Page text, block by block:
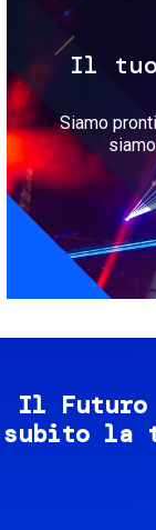
Il tuo
Siamo
Il Futuro
subito la